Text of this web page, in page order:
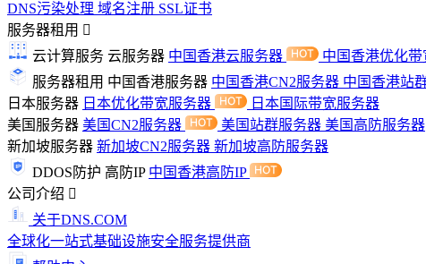
DNS污染处理 域名注册 SSL证书
服务器租用
云计算服务 云服务器 中国香港云服务器 中国香港优化
服务器租用 中国香港服务器 中国香港CN2服务器 中国香港站
日本服务器 日本优化带宽服务器
日本国际带宽服务器
美国服务器 美国CN2服务器 美国站群服务器 美国高防服务器
新加坡服务器 新加坡CN2服务器 新加坡高防服务器
DDOS防护 高防IP 中国香港高防IP
公司介绍
关于DNS.COM
全球化一站式基础设施安全服务提供商